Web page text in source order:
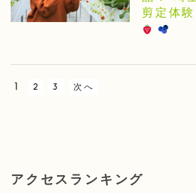
剪定体験
1 2 3 次へ
アクセスランキング